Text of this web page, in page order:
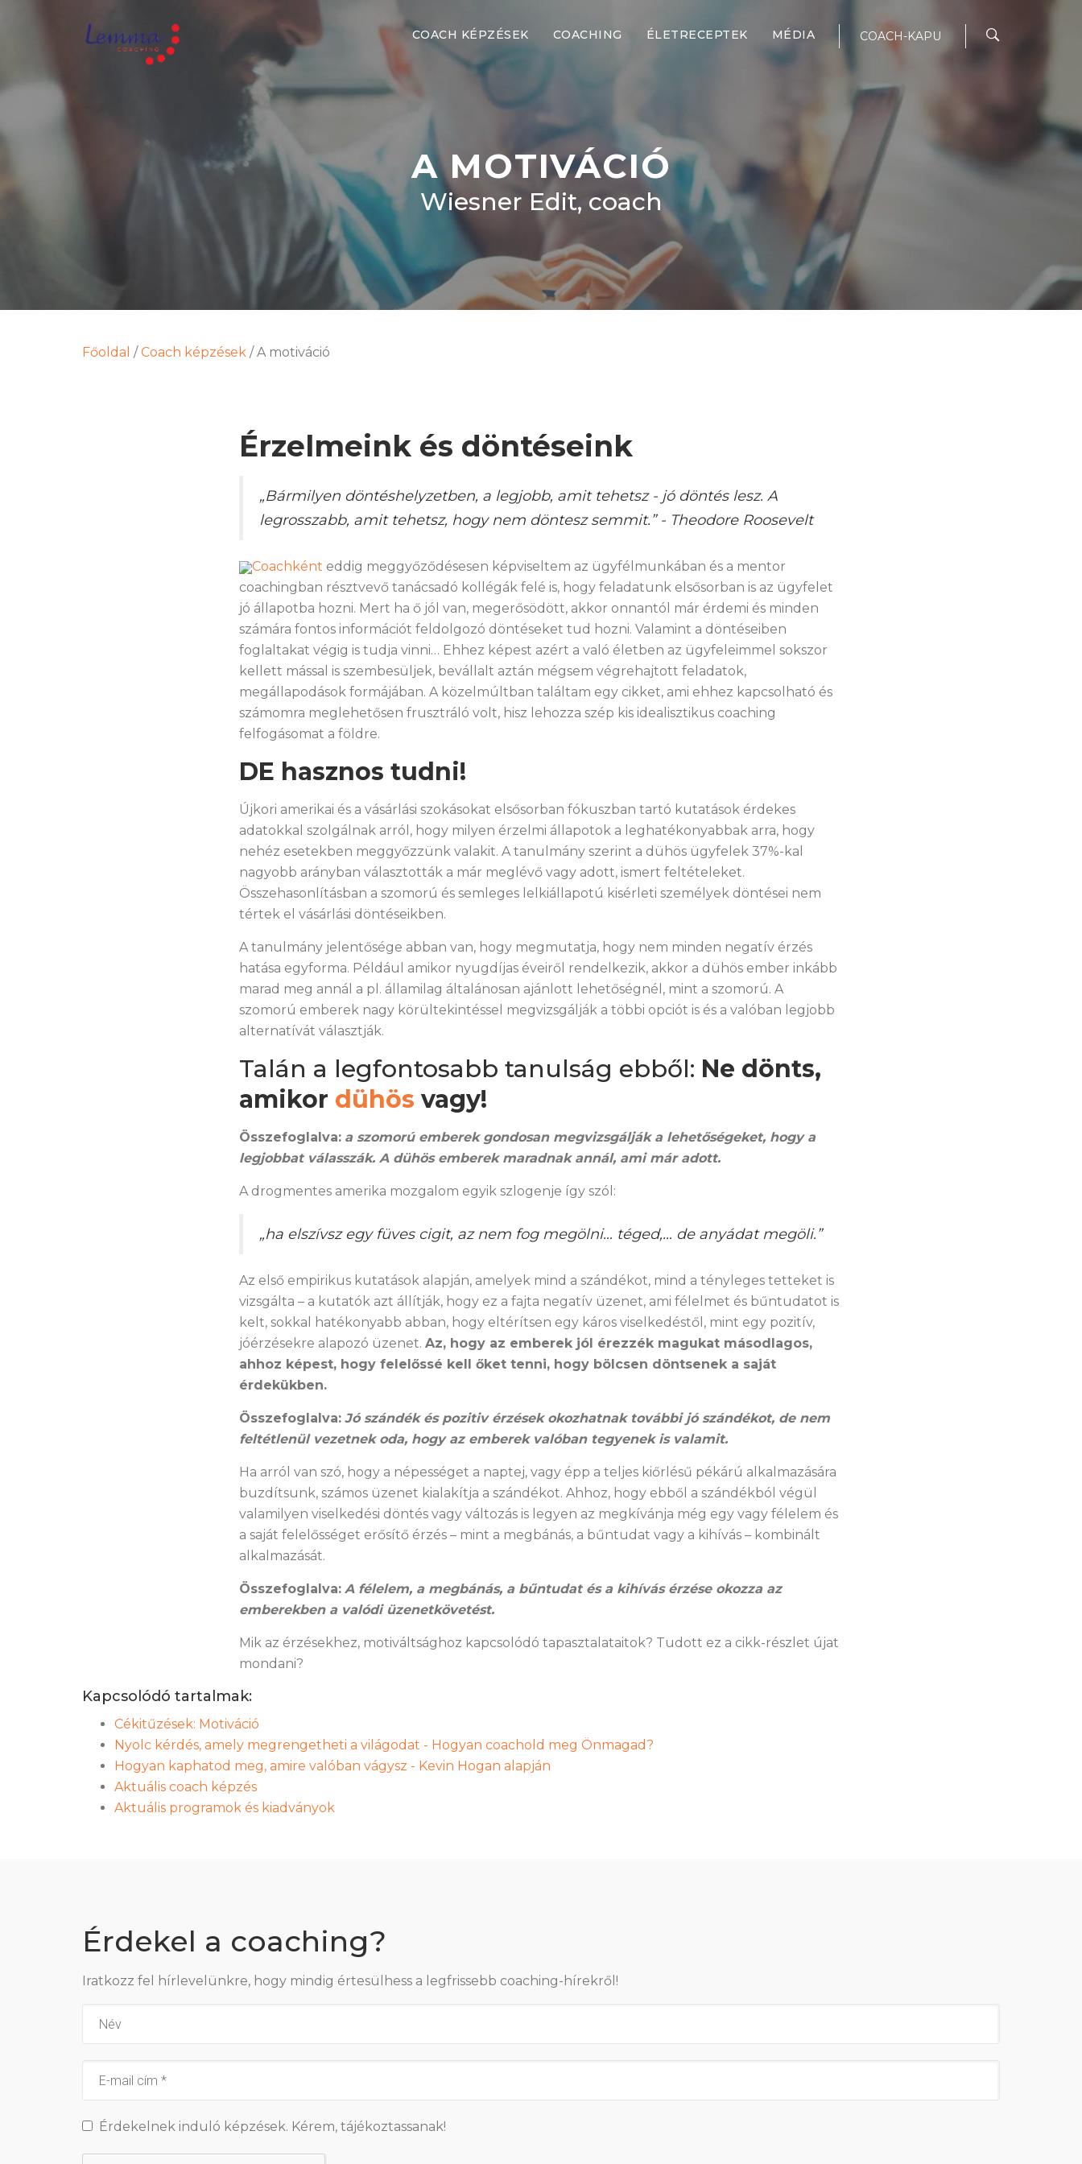
COACH KÉPZÉSEK COACHING ÉLETRECEPTEK MÉDIA COACH-KAPU
A MOTIVÁCIÓ
Wiesner Edit, coach
Főoldal / Coach képzések / A motiváció
Érzelmeink és döntéseink
„Bármilyen döntéshelyzetben, a legjobb, amit tehetsz - jó döntés lesz. A
legrosszabb, amit tehetsz, hogy nem döntesz semmit.” - Theodore Roosevelt
Coachként eddig meggyőződésesen képviseltem az ügyfélmunkában és a mentor
coachingban résztvevő tanácsadó kollégák felé is, hogy feladatunk elsősorban is az ügyfelet
jó állapotba hozni. Mert ha ő jól van, megerősödött, akkor onnantól már érdemi és minden
számára fontos információt feldolgozó döntéseket tud hozni. Valamint a döntéseiben
foglaltakat végig is tudja vinni… Ehhez képest azért a való életben az ügyfeleimmel sokszor
kellett mással is szembesüljek, bevállalt aztán mégsem végrehajtott feladatok,
megállapodások formájában. A közelmúltban találtam egy cikket, ami ehhez kapcsolható és
számomra meglehetősen frusztráló volt, hisz lehozza szép kis idealisztikus coaching
felfogásomat a földre.
DE hasznos tudni!
Újkori amerikai és a vásárlási szokásokat elsősorban fókuszban tartó kutatások érdekes
adatokkal szolgálnak arról, hogy milyen érzelmi állapotok a leghatékonyabbak arra, hogy
nehéz esetekben meggyőzzünk valakit. A tanulmány szerint a dühös ügyfelek 37%-kal
nagyobb arányban választották a már meglévő vagy adott, ismert feltételeket.
Összehasonlításban a szomorú és semleges lelkiállapotú kisérleti személyek döntései nem
tértek el vásárlási döntéseikben.
A tanulmány jelentősége abban van, hogy megmutatja, hogy nem minden negatív érzés
hatása egyforma. Például amikor nyugdíjas éveiről rendelkezik, akkor a dühös ember inkább
marad meg annál a pl. államilag általánosan ajánlott lehetőségnél, mint a szomorú. A
szomorú emberek nagy körültekintéssel megvizsgálják a többi opciót is és a valóban legjobb
alternatívát választják.
Talán a legfontosabb tanulság ebből: Ne dönts,
amikor dühös vagy!
Összefoglalva: a szomorú emberek gondosan megvizsgálják a lehetőségeket, hogy a
legjobbat válasszák. A dühös emberek maradnak annál, ami már adott.
A drogmentes amerika mozgalom egyik szlogenje így szól:
„ha elszívsz egy füves cigit, az nem fog megölni… téged,… de anyádat megöli.”
Az első empirikus kutatások alapján, amelyek mind a szándékot, mind a tényleges tetteket is
vizsgálta – a kutatók azt állítják, hogy ez a fajta negatív üzenet, ami félelmet és bűntudatot is
kelt, sokkal hatékonyabb abban, hogy eltérítsen egy káros viselkedéstől, mint egy pozitív,
jóérzésekre alapozó üzenet. Az, hogy az emberek jól érezzék magukat másodlagos,
ahhoz képest, hogy felelőssé kell őket tenni, hogy bölcsen döntsenek a saját
érdekükben.
Összefoglalva: Jó szándék és pozitiv érzések okozhatnak további jó szándékot, de nem
feltétlenül vezetnek oda, hogy az emberek valóban tegyenek is valamit.
Ha arról van szó, hogy a népességet a naptej, vagy épp a teljes kiőrlésű pékárú alkalmazására
buzdítsunk, számos üzenet kialakítja a szándékot. Ahhoz, hogy ebből a szándékból végül
valamilyen viselkedési döntés vagy változás is legyen az megkívánja még egy vagy félelem és
a saját felelősséget erősítő érzés – mint a megbánás, a bűntudat vagy a kihívás – kombinált
alkalmazását.
Összefoglalva: A félelem, a megbánás, a bűntudat és a kihívás érzése okozza az
emberekben a valódi üzenetkövetést.
Mik az érzésekhez, motiváltsághoz kapcsolódó tapasztalataitok? Tudott ez a cikk-részlet újat
mondani?
Kapcsolódó tartalmak:
Cékitűzések: Motiváció
Nyolc kérdés, amely megrengetheti a világodat - Hogyan coachold meg Önmagad?
Hogyan kaphatod meg, amire valóban vágysz - Kevin Hogan alapján
Aktuális coach képzés
Aktuális programok és kiadványok
Érdekel a coaching?
Iratkozz fel hírlevelünkre, hogy mindig értesülhess a legfrissebb coaching-hírekről!
Érdekelnek induló képzések. Kérem, tájékoztassanak!